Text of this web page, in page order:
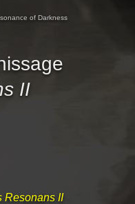
of Darkness
II
Resonans II